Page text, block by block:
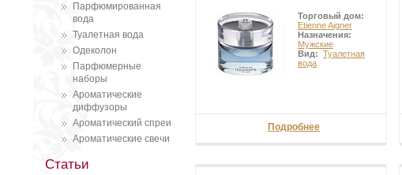
Парфюмированная
вода
Туалетная вода
Одеколон
Парфюмерные
наборы
Ароматические
диффузоры
Ароматический спреи
Ароматические свечи
Статьи
Торговый дом:
Etienne Aigner
Назначения:
Мужские
Вид: Туалетная
вода
Подробнее